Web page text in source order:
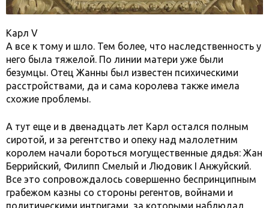
Карл V
А все к тому и шло. Тем более, что наследственность у
него была тяжелой. По линии матери уже были
безумцы. Отец Жанны был известен психическими
расстройствами, да и сама королева также имела
схожие проблемы.
А тут еще и в двенадцать лет Карл остался полным
сиротой, и за регентство и опеку над малолетним
королем начали бороться могущественные дядья: Жан
Беррийский, Филипп Смелый и Людовик I Анжуйский.
Все это сопровождалось совершенно беспринципным
грабежом казны со стороны регентов, войнами и
политическими интригами, за которыми наблюдал